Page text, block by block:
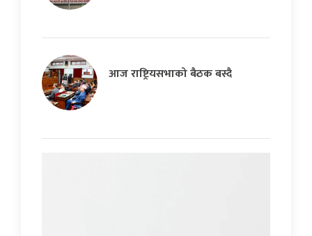
आज राष्ट्रियसभाको बैठक बस्दै